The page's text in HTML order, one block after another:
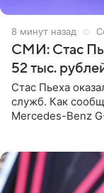
8 минут назад
СМИ: Стас
52 тыс.
Стас Пьеха
служб. Как
Mercedes-Benz